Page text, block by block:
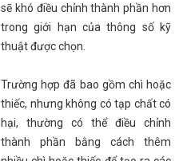
sẽ khó điều chỉnh thành phần hơn
trong giới hạn của thông số kỹ
thuật được chọn.
Trường hợp đã bao gồm chì hoặc
thiếc, nhưng không có tạp chất có
hại, thường có thể điều chỉnh
thành phần bằng cách thêm